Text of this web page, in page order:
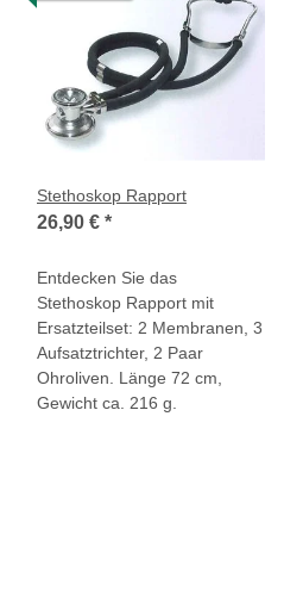
Stethoskop Rapport
26,90 € *
Entdecken Sie das
Stethoskop Rapport mit
Ersatzteilset: 2 Membranen, 3
Aufsatztrichter, 2 Paar
Ohroliven. Länge 72 cm,
Gewicht ca. 216 g.